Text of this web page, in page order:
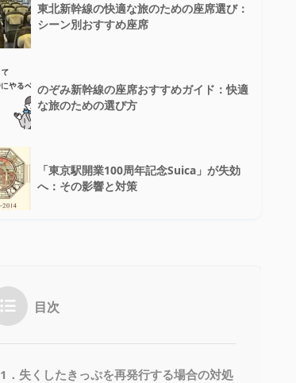
東北新幹線の快適な旅のための座席選び：
シーン別おすすめ座席
のぞみ新幹線の座席おすすめガイド：快適
な旅のための選び方
「東京駅開業100周年記念Suica」が失効
へ：その影響と対策
目次
1．失くしたきっぷを再発行する場合の対処